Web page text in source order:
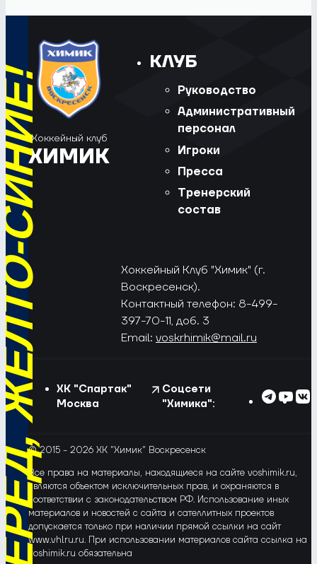
СИНИЕ!
Хоккейный клуб
ХИМИК
КЛУБ
Руководство
Административный
персонал
Игроки
Пресса
Тренерский
состав
Хоккейный Клуб "Химик" (г.
Воскресенск).
Контактный телефон: 8-499-
397-70-11, доб. 3
Email: voskrhimik@mail.ru
ХК "Спартак"
Москва
Соцсети
"Химика":
© 2015 - 2026 ХК "Химик" Воскресенск
Все права на материалы, находящиеся на сайте voshimik.ru,
являются объектом исключительных прав, и охраняются в
соответствии с законодательством РФ. Использование иных
материалов и новостей с сайта и сателлитных проектов
допускается только при наличии прямой ссылки на сайт
www.vhlru.ru. При использовании материалов сайта ссылка на
voshimik.ru обязательна